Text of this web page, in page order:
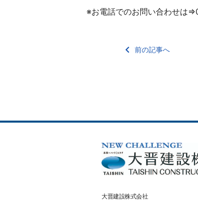
※お電話でのお問い合わせは
前の記事へ
大晋建設株式会社